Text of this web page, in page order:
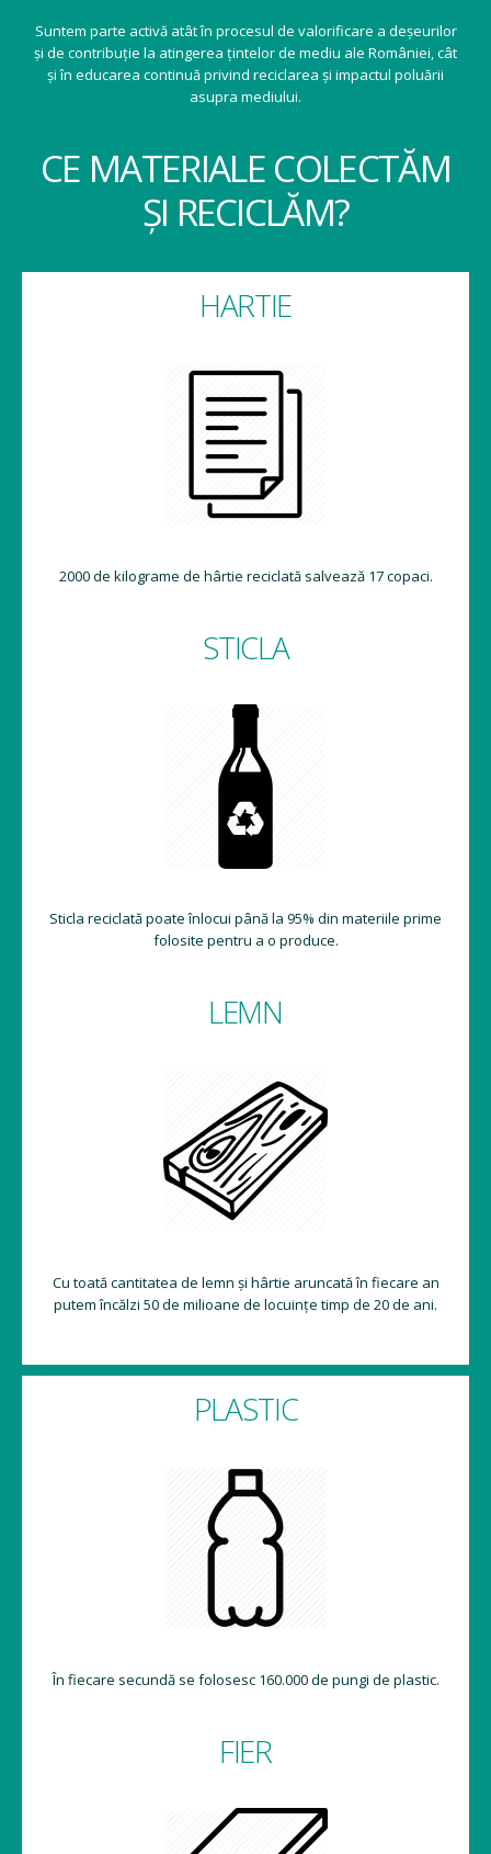
Suntem parte activă atât în procesul de valorificare a deșeurilor
și de contribuție la atingerea țintelor de mediu ale României, cât
și în educarea continuă privind reciclarea și impactul poluării
asupra mediului.
CE MATERIALE COLECTĂM
ȘI RECICLĂM?
HARTIE
2000 de kilograme de hârtie reciclată salvează 17 copaci.
STICLA
Sticla reciclată poate înlocui până la 95% din materiile prime
folosite pentru a o produce.
LEMN
Cu toată cantitatea de lemn și hârtie aruncată în fiecare an
putem încălzi 50 de milioane de locuințe timp de 20 de ani.
PLASTIC
În fiecare secundă se folosesc 160.000 de pungi de plastic.
FIER